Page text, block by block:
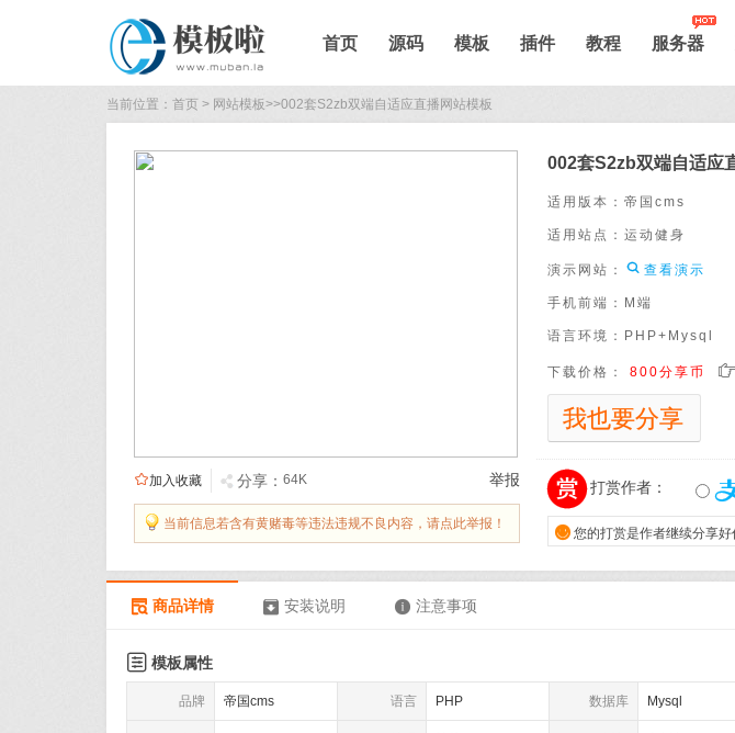
首页 源码 模板 插件 教程 服务器
当前位置： 首页 > 网站模板>>002套S2zb双端自适应直播网站模板
加入收藏 分享： 64K 举报
当前信息若含有黄赌毒等违法违规不良内容，请点此举报！
002套S2zb双端自适应
适用版本： 帝国cms
适用站点： 运动健身
演示网站：  查看演示
手机前端： M端
语言环境： PHP+Mysql
下载价格： 800分享币
我也要分享
打赏作者：
 您的打赏是作者继续分享好
 商品详情  安装说明  注意事项
 模板属性
品牌 帝国cms 语言 PHP 数据库 Mysql